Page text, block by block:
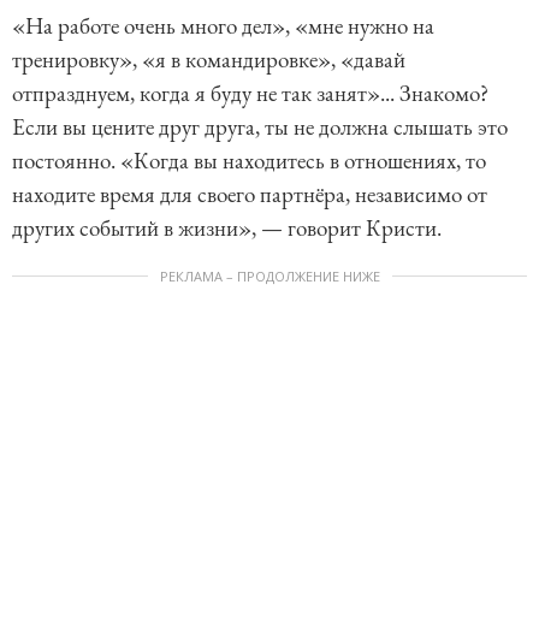
«На работе очень много дел», «мне нужно на
тренировку», «я в командировке», «давай
отпразднуем, когда я буду не так занят»... Знакомо?
Если вы цените друг друга, ты не должна слышать это
постоянно. «Когда вы находитесь в отношениях, то
находите время для своего партнёра, независимо от
других событий в жизни», — говорит Кристи.
РЕКЛАМА – ПРОДОЛЖЕНИЕ НИЖЕ